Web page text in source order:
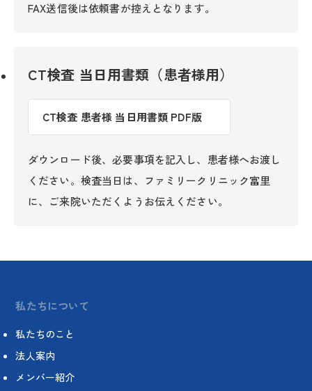
FAX送信後は依頼書が控えとなります。
CT検査 当日用書類（患者様用）
CT検査 患者様 当日用書類 PDF版
ダウンロード後、必要事項を記入し、患者様へお渡し
ください。検査当日は、ファミリークリニック富里
に、ご来院いただくようお伝えください。
私たちについて
私たちのこと
法人案内
メンバー紹介